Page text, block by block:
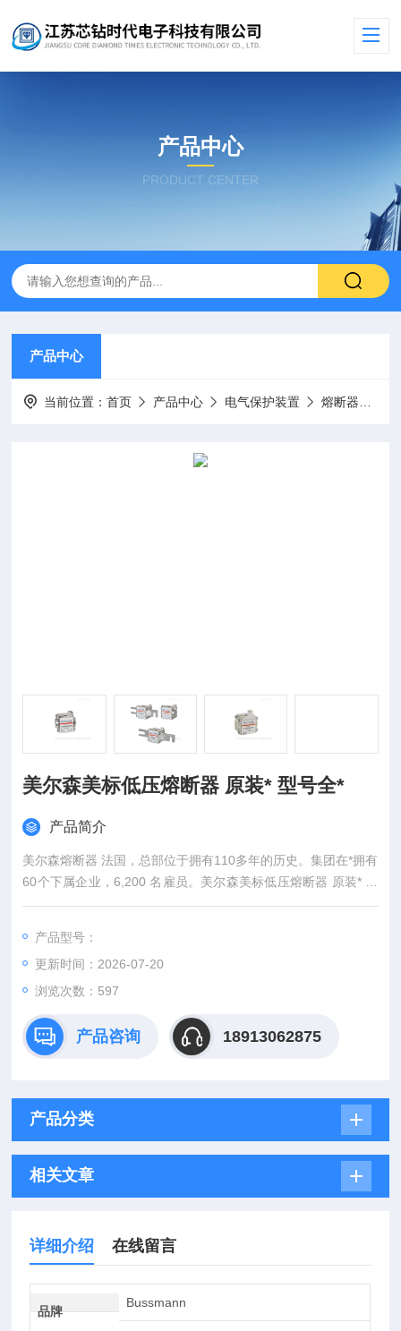
产品中心
PRODUCT CENTER
产品中心
当前位置：首页 产品中心 电气保护装置 熔断器
美尔森美标低压熔断器 原装* 型号全*
产品简介
美尔森熔断器 法国，总部位于拥有110多年的历史。集团在*拥有
60个下属企业，6,200 名雇员。美尔森美标低压熔断器 原装* 型
号全*
产品型号：
更新时间：2026-07-20
浏览次数：597
产品咨询 18913062875
产品分类
相关文章
详细介绍 在线留言
品牌
Bussmann